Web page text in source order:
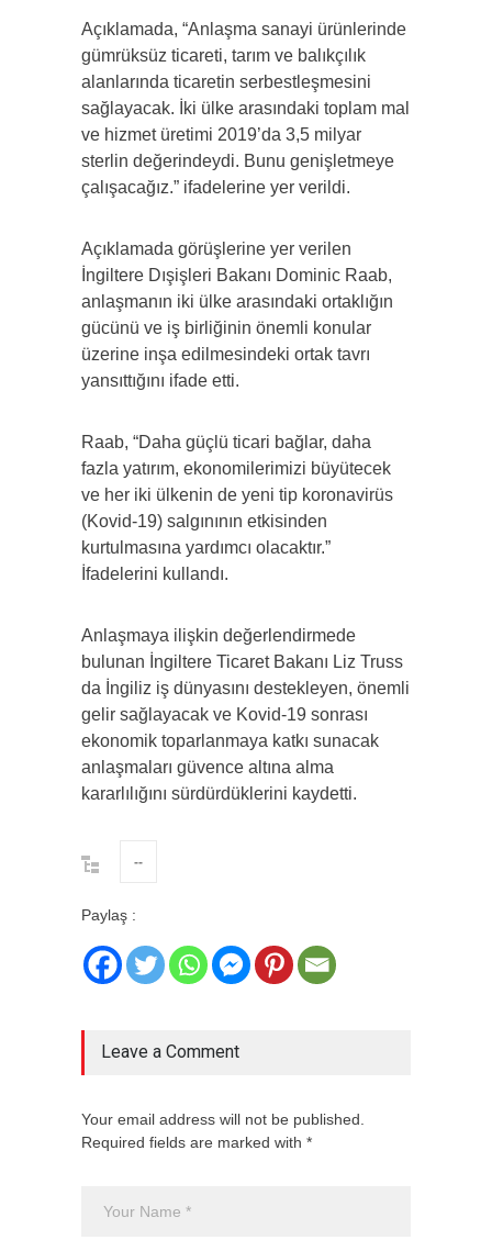
Açıklamada, “Anlaşma sanayi ürünlerinde
gümrüksüz ticareti, tarım ve balıkçılık
alanlarında ticaretin serbestleşmesini
sağlayacak. İki ülke arasındaki toplam mal
ve hizmet üretimi 2019’da 3,5 milyar
sterlin değerindeydi. Bunu genişletmeye
çalışacağız.” ifadelerine yer verildi.
Açıklamada görüşlerine yer verilen
İngiltere Dışişleri Bakanı Dominic Raab,
anlaşmanın iki ülke arasındaki ortaklığın
gücünü ve iş birliğinin önemli konular
üzerine inşa edilmesindeki ortak tavrı
yansıttığını ifade etti.
Raab, “Daha güçlü ticari bağlar, daha
fazla yatırım, ekonomilerimizi büyütecek
ve her iki ülkenin de yeni tip koronavirüs
(Kovid-19) salgınının etkisinden
kurtulmasına yardımcı olacaktır.”
İfadelerini kullandı.
Anlaşmaya ilişkin değerlendirmede
bulunan İngiltere Ticaret Bakanı Liz Truss
da İngiliz iş dünyasını destekleyen, önemli
gelir sağlayacak ve Kovid-19 sonrası
ekonomik toparlanmaya katkı sunacak
anlaşmaları güvence altına alma
kararlılığını sürdürdüklerini kaydetti.
--
Paylaş :
Leave a Comment
Your email address will not be published.
Required fields are marked with *